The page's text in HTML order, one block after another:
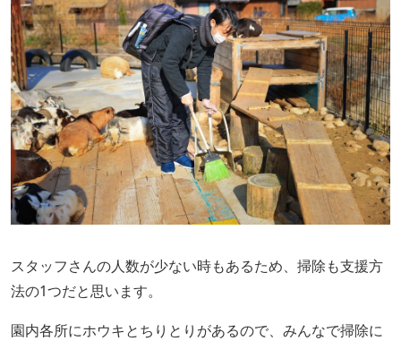
スタッフさんの人数が少ない時もあるため、掃除も支援方
法の1つだと思います。
園内各所にホウキとちりとりがあるので、みんなで掃除に